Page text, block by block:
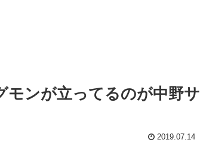
モンが立ってるのが中野サ
2019.07.14